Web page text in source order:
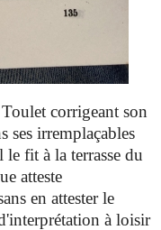
corrigeant son
ses irremplaçables
fit à la terrasse du
atteste
en attester le
à loisir